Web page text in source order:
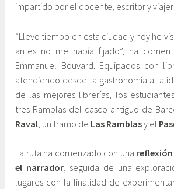
i
,
2
0
1
5
e
e
C
o
m
u
n
i
a
c
i
impartido por el docente, escritor y
“Llevo tiempo en esta ciudad y hoy he
antes no me había fijado”, ha
Emmanuel Bouvard. Equipados con
atendiendo desde la gastronomía a la
de las mejores librerías, los
tres Ramblas del casco antiguo de
Raval , un tramo de Las Ramblasy el
La ruta ha comenzado con una
el narrador, seguida de una
lugares con la finalidad de